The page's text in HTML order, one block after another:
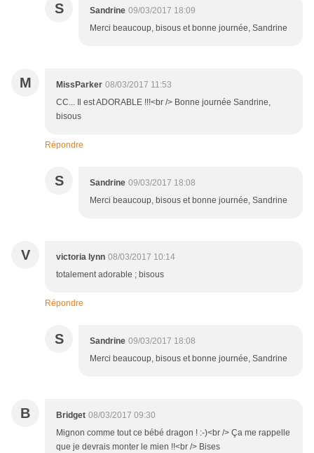
S Sandrine 09/03/2017 18:09
Merci beaucoup, bisous et bonne journée, Sandrine
M MissParker 08/03/2017 11:53
CC... Il est ADORABLE !!!<br /> Bonne journée Sandrine,
bisous
Répondre
S Sandrine 09/03/2017 18:08
Merci beaucoup, bisous et bonne journée, Sandrine
V victoria lynn 08/03/2017 10:14
totalement adorable ; bisous
Répondre
S Sandrine 09/03/2017 18:08
Merci beaucoup, bisous et bonne journée, Sandrine
B Bridget 08/03/2017 09:30
Mignon comme tout ce bébé dragon ! :-)<br /> Ça me rappelle
que je devrais monter le mien !!<br /> Bises